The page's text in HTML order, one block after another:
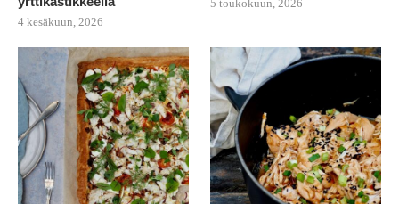
4 kesäkuun, 2026
5 toukokuun, 2026